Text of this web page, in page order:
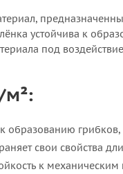
устойчива к
под
м²:
образованию
свои свойства
к